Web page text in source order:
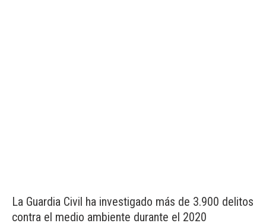
La Guardia Civil ha investigado más de 3.900 delitos
contra el medio ambiente durante el 2020